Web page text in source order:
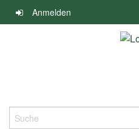
Navigation
überspringen
Anmelden
Suche